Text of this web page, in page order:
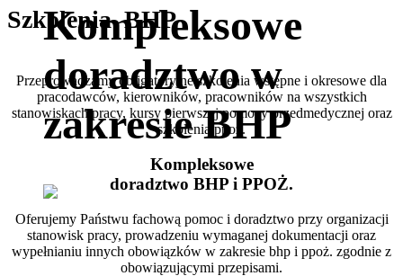
Kompleksowe
doradztwo w
zakresie BHP
Szkolenia BHP
Przeprowadzamy obligatoryjne szkolenia wstępne i okresowe dla
pracodawców, kierowników, pracowników na wszystkich
stanowiskach pracy, kursy pierwszej pomocy przedmedycznej oraz
szkolenia ppoż.
Kompleksowe
doradztwo BHP i PPOŻ.
Oferujemy Państwu fachową pomoc i doradztwo przy organizacji
stanowisk pracy, prowadzeniu wymaganej dokumentacji oraz
wypełnianiu innych obowiązków w zakresie bhp i ppoż. zgodnie z
obowiązującymi przepisami.